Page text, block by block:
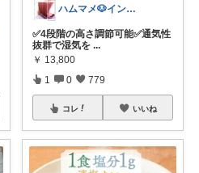
ハムマメ🐶インテリア・キッチン🌸
✅4段階の高さ調節可能✅通気性
抜群で湿気を ...
￥ 13,800
1 0 779
コレ いいね